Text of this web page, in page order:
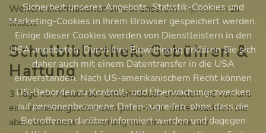
Weitere Informationen sind in unseremImpressumzu
finden.
Schulbibliothek: Gebühren &
Haftung
3 Tage vor Ablauf der Entlehndauer erhalten Sie von uns
einErinnerungsschreibenper E-Mail. Bitte beachten Sie
aber, dass diese Erinnerung nur ein Service der
Sicherheit unseres Angebots, Statistik-Cookies und
Marketing-Cookies in Ihrem Browser gespeichert werden.
Einige dieser Cookies werden von Dienstleistern in den
USA angeboten. Durch Ihre Einwilligung erklären Sie sich
daher auch mit einem Datentransfer in die USA
einverstanden. Nach US-amerikanischem Recht können
US-Behörden zu Kontroll- und Überwachungszwecken
auf personenbezogene Daten zugreifen, ohne dass die
Betroffenen darüber informiert werden und dagegen